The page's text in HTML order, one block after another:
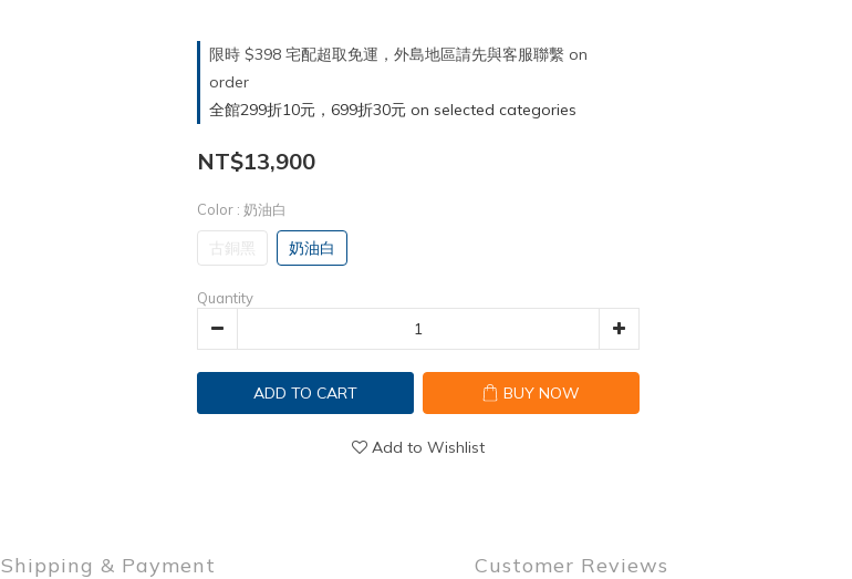
限時 $398 宅配超取免運，外島地區請先與客服聯繫 on
order
全館299折10元，699折30元 on selected categories
NT$13,900
Color : 奶油白
古銅黑 奶油白
Quantity
ADD TO CART BUY NOW
Add to Wishlist
Shipping & Payment Customer Reviews